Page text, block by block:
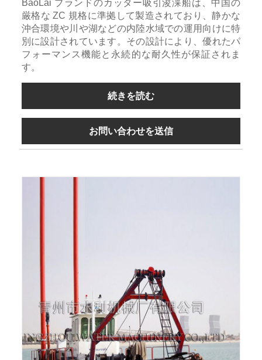
BaoLai ブランドのカッター吸引浚渫船は、中国の
厳格な ZC 規格に準拠して製造されており、静かな
沖合環境や川や湖などの内陸水域での運用向けに特
別に設計されています。その設計により、優れたパ
フォーマンス機能と永続的な耐久性が保証されま
す。
続きを読む
お問い合わせを送信